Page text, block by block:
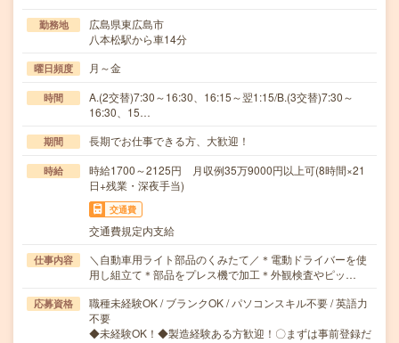
勤務地
広島県東広島市
八本松駅から車14分
曜日頻度 月～金
時間
A.(2交替)7:30～16:30、16:15～翌1:15/B.(3交替)7:30～
16:30、15…
期間 長期でお仕事できる方、大歓迎！
時給
時給1700～2125円 月収例35万9000円以上可(8時間×21
日+残業・深夜手当)
交通費
交通費規定内支給
仕事内容
＼自動車用ライト部品のくみたて／＊電動ドライバーを使
用し組立て＊部品をプレス機で加工＊外観検査やピッ…
応募資格
職種未経験OK / ブランクOK / パソコンスキル不要 / 英語力
不要
◆未経験OK！◆製造経験ある方歓迎！〇まずは事前登録だ